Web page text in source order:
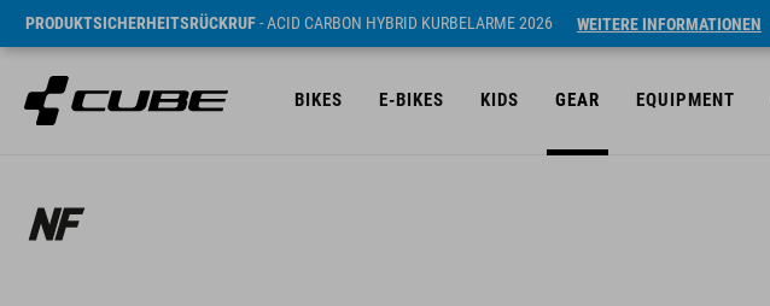
PRODUKTSICHERHEITSRÜCKRUF- ACID CARBON HYBRID KURBELARME 2026 WEITERE INFORMATIONEN
BIKES E-BIKES KIDS GEAR EQUIPMENT